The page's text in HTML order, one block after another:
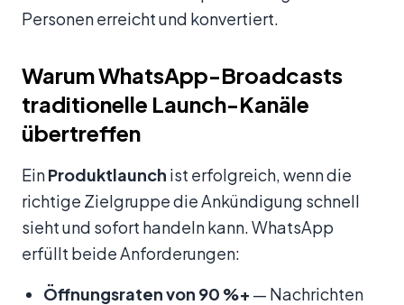
Personen erreicht und konvertiert.
Warum WhatsApp-Broadcasts
traditionelle Launch-Kanäle
übertreffen
EinProduktlaunch ist erfolgreich, wenn die
richtige Zielgruppe die Ankündigung schnell
sieht und sofort handeln kann. WhatsApp
erfüllt beide Anforderungen:
Öffnungsraten von 90 %+ — Nachrichten